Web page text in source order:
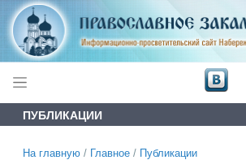
ПУБЛИКАЦИИ
На главную / Главное / Публикации